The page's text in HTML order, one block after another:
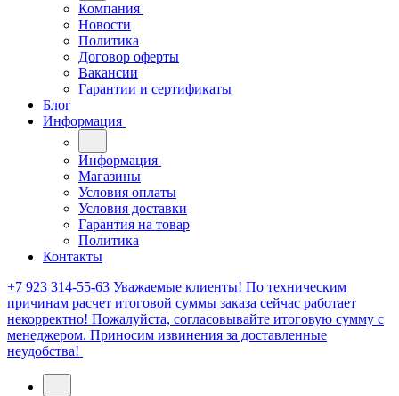
Компания
Новости
Политика
Договор оферты
Вакансии
Гарантии и сертификаты
Блог
Информация
Информация
Магазины
Условия оплаты
Условия доставки
Гарантия на товар
Политика
Контакты
+7 923 314-55-63 Уважаемые клиенты! По техническим
причинам расчет итоговой суммы заказа сейчас работает
некорректно! Пожалуйста, согласовывайте итоговую сумму с
менеджером. Приносим извинения за доставленные
неудобства!